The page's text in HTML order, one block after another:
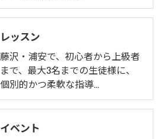
レッスン
藤沢・浦安で、初心者から上級者
まで、最大3名までの生徒様に、
個別的かつ柔軟な指導…
イベント